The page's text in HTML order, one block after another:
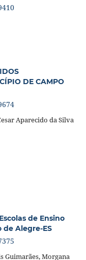
DE CAMPO
Aparecido da Silva
de Ensino
Alegre-ES
Guimarães, Morgana